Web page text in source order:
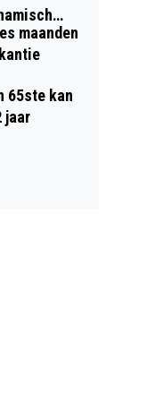
maanden
65ste kan
jaar